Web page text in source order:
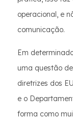
operacional, e
comunicação.
Em
uma questão
diretrizes dos
e o
forma como